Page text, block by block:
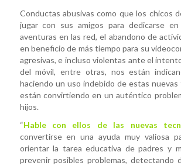
Conductas abusivas como que los chicos
jugar con sus amigos para dedicarse
aventuras en las red, el abandono de
en beneficio de más tiempo para su
agresivas, e incluso violentas ante el
del móvil, entre otras, nos están
haciendo un uso indebido de estas
están convirtiendo en un auténtico
hijos.
“Hable con ellos de las nuevas
convertirse en una ayuda muy valiosa
orientar la tarea educativa de padres y
prevenir posibles problemas, detectando